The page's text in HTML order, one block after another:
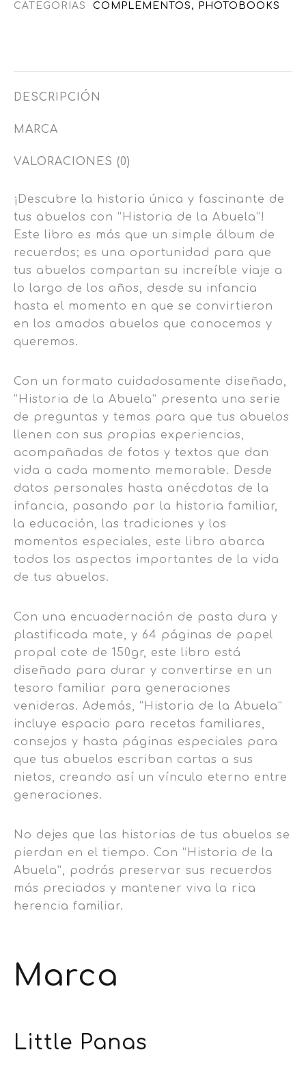
CATEGORÍAS
COMPLEMENTOS , PHOTOBOOKS
DESCRIPCIÓN
MARCA
VALORACIONES (0)
¡Descubre la historia única y fascinante de
tus abuelos con “Historia de la Abuela”!
Este libro es más que un simple álbum de
recuerdos; es una oportunidad para que
tus abuelos compartan su increíble viaje a
lo largo de los años, desde su infancia
hasta el momento en que se convirtieron
en los amados abuelos que conocemos y
queremos.
Con un formato cuidadosamente diseñado,
“Historia de la Abuela” presenta una serie
de preguntas y temas para que tus abuelos
llenen con sus propias experiencias,
acompañadas de fotos y textos que dan
vida a cada momento memorable. Desde
datos personales hasta anécdotas de la
infancia, pasando por la historia familiar,
la educación, las tradiciones y los
momentos especiales, este libro abarca
todos los aspectos importantes de la vida
de tus abuelos.
Con una encuadernación de pasta dura y
plastificada mate, y 64 páginas de papel
propal cote de 150gr, este libro está
diseñado para durar y convertirse en un
tesoro familiar para generaciones
venideras. Además, “Historia de la Abuela”
incluye espacio para recetas familiares,
consejos y hasta páginas especiales para
que tus abuelos escriban cartas a sus
nietos, creando así un vínculo eterno entre
generaciones.
No dejes que las historias de tus abuelos se
pierdan en el tiempo. Con “Historia de la
Abuela”, podrás preservar sus recuerdos
más preciados y mantener viva la rica
herencia familiar.
Marca
Little Panas